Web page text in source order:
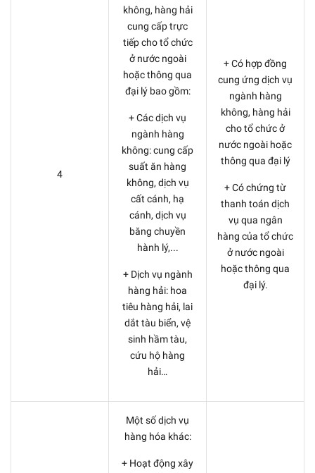
4
không, hàng hải
cung cấp trực
tiếp cho tổ chức
ở nước ngoài
hoặc thông qua
đại lý bao gồm:
+ Các dịch vụ
ngành hàng
không: cung cấp
suất ăn hàng
không, dịch vụ
cất cánh, hạ
cánh, dịch vụ
băng chuyền
hành lý,...
+ Dịch vụ ngành
hàng hải: hoa
tiêu hàng hải, lai
dắt tàu biển, vệ
sinh hầm tàu,
cứu hộ hàng
hải…
+ Có hợp đồng
cung ứng dịch vụ
ngành hàng
không, hàng hải
cho tổ chức ở
nước ngoài hoặc
thông qua đại lý
+ Có chứng từ
thanh toán dịch
vụ qua ngân
hàng của tổ chức
ở nước ngoài
hoặc thông qua
đại lý.
Một số dịch vụ
hàng hóa khác:
+ Hoạt động xây